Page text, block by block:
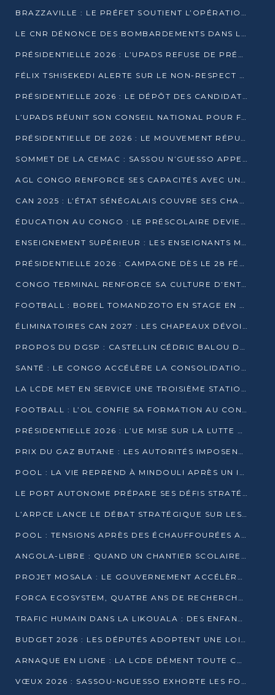
BRAZZAVILLE : LE PRÉFET SOUTIENT L’OPÉRATION « ZÉRO KULUNA » ET APPELLE À LA VIGILANCE CITOYENNE
LE CNR DÉNONCE DES BOMBARDEMENTS DANS LE POOL ET ACCUSE LE GOUVERNEMENT
PRÉSIDENTIELLE 2026 : L’UPADS REFUSE DE PRÉSENTER UN CANDIDAT ET DÉNONCE UN PROCESSUS NON CRÉDIBLE
FÉLIX TSHISEKEDI ALERTE SUR LE NON-RESPECT DES ENGAGEMENTS DE PAIX APRÈS SA RENCONTRE AVEC D. SASSOU-NGUESSO
PRÉSIDENTIELLE 2026 : LE DÉPÔT DES CANDIDATURES OUVERT DU 29 JANVIER AU 12 FÉVRIER
L’UPADS RÉUNIT SON CONSEIL NATIONAL POUR FIXER SA LIGNE POLITIQUE À DEUX MOIS DE LA PRÉSIDENTIELLE
PRÉSIDENTIELLE DE 2026 : LE MOUVEMENT RÉPUBLICAIN DÉNONCE UNE CONVOCATION ÉLECTORALE « OPAQUE ET PRÉCIPITÉE »
SOMMET DE LA CEMAC : SASSOU N’GUESSO APPELLE À LA VIGILANCE FACE AUX RISQUES ÉCONOMIQUES
AGL CONGO RENFORCE SES CAPACITÉS AVEC UNE GRUE DE 250 TONNES
CAN 2025 : L’ÉTAT SÉNÉGALAIS COUVRE SES CHAMPIONS D’AFRIQUE DE RÉCOMPENSES EXCEPTIONNELLES
ÉDUCATION AU CONGO : LE PRÉSCOLAIRE DEVIENT OBLIGATOIRE, LE BTS CONSACRÉ DIPLÔME D’ÉTAT
ENSEIGNEMENT SUPÉRIEUR : LES ENSEIGNANTS MAINTIENNENT LA GRÈVE ET EXIGENT UN ACCORD ÉCRIT AVEC L’ÉTAT
PRÉSIDENTIELLE 2026 : CAMPAGNE DÈS LE 28 FÉVRIER, SCRUTIN LES 12 ET 15 MARS
CONGO TERMINAL RENFORCE SA CULTURE D’ENTREPRISE AVEC LE PROGRAMME « WIN TOGETHER »
FOOTBALL : BOREL TOMANDZOTO EN STAGE EN ESPAGNE AVEC POLISSYA FC
ÉLIMINATOIRES CAN 2027 : LES CHAPEAUX DÉVOILÉS, LE CONGO FIXÉ SUR SON SORT
PROPOS DU DGSP : CASTELLIN CÉDRIC BALOU DÉNONCE DES PROPOS INTIMIDANTS
SANTÉ : LE CONGO ACCÉLÈRE LA CONSOLIDATION DE L’OFFRE DE SOINS
LA LCDE MET EN SERVICE UNE TROISIÈME STATION D’EAU POTABLE À MFILOU
FOOTBALL : L’OL CONFIE SA FORMATION AU CONGOLAIS CHRISTIAN BASSILA
PRÉSIDENTIELLE 2026 : L’UE MISE SUR LA LUTTE CONTRE LA DÉSINFORMATION
PRIX DU GAZ BUTANE : LES AUTORITÉS IMPOSENT LE RESPECT DES PRIX RÉGLEMENTÉS
POOL : LA VIE REPREND À MINDOULI APRÈS UN INCIDENT ARMÉ SUR LA RN1
LE PORT AUTONOME PRÉPARE SES DÉFIS STRATÉGIQUES DE 2026
L’ARPCE LANCE LE DÉBAT STRATÉGIQUE SUR LES DONNÉES, L’IA ET LA FINANCE NUMÉRIQUE AU CONGO
POOL : TENSIONS APRÈS DES ÉCHAUFFOURÉES ARMÉES ENTRE DGSP ET EX-MILICIENS NINJA
ANGOLA-LIBRE : QUAND UN CHANTIER SCOLAIRE DEVIENT LE MIROIR D’UN CONGO EN MOUVEMENT
PROJET MOSALA : LE GOUVERNEMENT ACCÉLÈRE L’INSERTION DES JEUNES EN 2026
FORCA ECOSYSTEM, QUATRE ANS DE RECHERCHE DE TERRAIN AVANT UN LANCEMENT OFFICIEL EN 2026
TRAFIC HUMAIN DANS LA LIKOUALA : DES ENFANTS AUTOCHTONES RÉDUITS AU TRAVAIL FORCÉ
BUDGET 2026 : LES DÉPUTÉS ADOPTENT UNE LOI DES FINANCES DE PLUS DE 2500 MILLIARDS FCFA
ARNAQUE EN LIGNE : LA LCDE DÉMENT TOUTE CAMPAGNE DE RECRUTEMENT
VŒUX 2026 : SASSOU-NGUESSO EXHORTE LES FORCES VIVES À RENFORCER L’UNITÉ